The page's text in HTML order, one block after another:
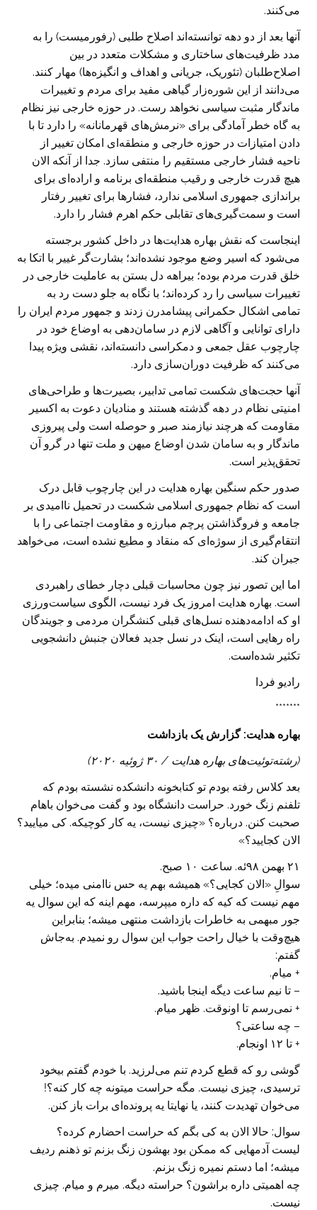
می‌کنند.
آنها بعد از دو دهه توانسته‌اند اصلاح طلبی (رفورمیست) را به
مدد ظرفیت‌های ساختاری و مشکلات متعدد در بین
اصلاح‌طلبان (تئوریک، جریانی و اهداف و انگیزه‌ها) مهار کنند.
می‌دانند از این شوره‌زار گیاهی مفید برای مردم و تغییرات
ماندگار مثبت سیاسی نخواهد رست. در حوزه خارجی نیز نظام
به گاه خطر آمادگی برای «نرمش‌های قهرمانانه» را دارد تا با
دادن امتیازات در حوزه خارجی و منطقه‌‌ای امکان تغییر از
ناحیه فشار خارجی مستقیم را منتفی سازد. جدا از آنکه الان
هیچ قدرت خارجی و رقیب منطقه‌ای برنامه و اراده‌ای برای
براندازی جمهوری اسلامی ندارد، فشارها برای تغییر رفتار
است و سمت‌گیری‌های تقابلی حکم اهرم فشار را دارد.
اینجاست که نقش بهاره هدایت‌ها در داخل کشور برجسته
می‌شود که اسیر وضع موجود نشده‌اند؛ بشارت‌گر غییر با اتکا به
خلق قدرت مردم بوده؛ بیراهه دل بستن به عاملیت خارجی در
تغییرات سیاسی را رد کرده‌اند؛ با نگاه به جلو دست رد به
تمامی اشکال حکمرانی پیشامدرن زدند و جمهور مردم ایران را
دارای توانایی و آگاهی لازم در سامان‌دهی به اوضاع خود در
چارچوب عقل جمعی و دمکراسی دانسته‌اند، نقشی ویژه پیدا
می‌کنند که ظرفیت دوران‌سازی دارد.
آنها حجت‌های شکست تمامی تدابیر، بصیرت‌ها و طراحی‌های
امنیتی نظام در دهه گذشته هستند و منادیان دعوت به اکسیر
مقاومت که هرچند نیازمند صبر و حوصله است ولی پیروزی
ماندگار و به سامان شدن اوضاع میهن و ملت تنها در گرو آن
تحقق‌پذیر است.
صدور حکم سنگین بهاره هدایت در این چارچوب قابل درک
است که نظام جمهوری اسلامی شکست در تحمیل ناامیدی بر
جامعه و فروگذاشتن پرچم مبارزه و مقاومت اجتماعی را با
انتقام‌گیری از سوژه‌ای که منقاد و مطیع نشده است، می‌خواهد
جبران کند.
اما این تصور نیز چون محاسبات قبلی دچار خطای راهبردی
است. بهاره هدایت امروز یک فرد نیست، الگوی سیاست‌ورزی
او که ادامه‌دهنده نسل‌های قبلی کنشگران مردمی و جویندگان
راه رهایی است، اینک در نسل جدید فعالان جنبش دانشجویی
تکثیر شده‌است.
رادیو فردا
*******
بهاره هدایت: گزارش یک بازداشت
(رشته‌توئیت‌های بهاره هدایت / ۳۰ ژوئیه ۲۰۲۰)
بعد کلاس رفته بودم تو کتابخونه دانشکده نشسته بودم که
تلفنم زنگ خورد. حراست دانشگاه بود و گفت می‌خوان باهام
صحبت کنن. درباره؟ «چیزی نیست، یه کار کوچیکه. کی میایید؟
الان کجایید؟»
۲۱ بهمن ۹۸ئه. ساعت ۱۰ صبح.
سوالِ «الان کجایی؟» همیشه بهم یه حس ناامنی میده؛ خیلی
مهم نیست که کیه که داره میپرسه، مهم اینه که این سوال یه
جور مبهمی به خاطرات بازداشت منتهی میشه؛ بنابراین
هیچ‌وقت با خیال راحت جواب این سوال رو نمیدم. به‌جاش
گفتم:
+ میام.
– تا نیم ساعت دیگه اینجا باشید.
+ نمی‌رسم تا اونوقت. ظهر میام.
– چه ساعتی؟
+ تا ۱۲ اونجام.
گوشی رو که قطع کردم تنم می‌لرزید. با خودم گفتم بیخود
ترسیدی، چیزی نیست. مگه حراست میتونه چه کار کنه؟!
می‌خوان تهدیدت کنند، یا نهایتا یه پرونده‌ای برات باز کنن.
سوال: حالا الان به کی بگم که حراست احضارم کرده؟
لیست آدمهایی که ممکن بود بهشون زنگ بزنم تو ذهنم ردیف
میشه؛ اما دستم نمیره زنگ بزنم.
چه اهمیتی داره براشون؟ حراسته دیگه. میرم و میام. چیزی
نیست.